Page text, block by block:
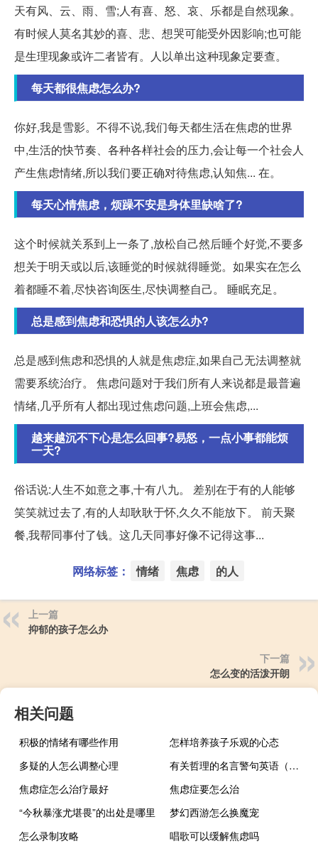
天有风、云、雨、雪;人有喜、怒、哀、乐都是自然现象。
有时候人莫名其妙的喜、悲、想哭可能受外因影响;也可能
是生理现象或许二者皆有。人以单出这种现象定要查。
每天都很焦虑怎么办?
你好,我是雪影。不得不说,我们每天都生活在焦虑的世界
中,生活的快节奏、各种各样社会的压力,会让每一个社会人
产生焦虑情绪,所以我们要正确对待焦虑,认知焦... 在。
每天心情焦虑，烦躁不安是身体里缺啥了?
这个时候就关系到上一条了,放松自己然后睡个好觉,不要多
想关于明天或以后,该睡觉的时候就得睡觉。如果实在怎么
着都睡不着,尽快咨询医生,尽快调整自己。 睡眠充足。
总是感到焦虑和恐惧的人该怎么办?
总是感到焦虑和恐惧的人就是焦虑症,如果自己无法调整就
需要系统治疗。 焦虑问题对于我们所有人来说都是最普遍
情绪,几乎所有人都出现过焦虑问题,上班会焦虑,...
越来越沉不下心是怎么回事?易怒，一点小事都能烦
一天?
俗话说:人生不如意之事,十有八九。 差别在于有的人能够
笑笑就过去了,有的人却耿耿于怀,久久不能放下。 前天聚
餐,我帮同事付了钱。这几天同事好像不记得这事...
网络标签： 情绪 焦虑 的人
上一篇
抑郁的孩子怎么办
下一篇
怎么变的活泼开朗
相关问题
积极的情绪有哪些作用
怎样培养孩子乐观的心态
多疑的人怎么调整心理
有关哲理的名言警句英语（有关哲理的名言警句）
焦虑症怎么治疗最好
焦虑症要怎么治
“今秋暴涨尤堪畏”的出处是哪里
梦幻西游怎么换魔宠
怎么录制攻略
唱歌可以缓解焦虑吗